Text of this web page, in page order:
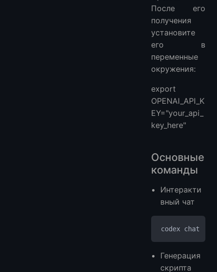
После его
получения
установите
его в
переменные
окружения:
export
OPENAI_API_K
EY="your_api_
key_here"
Основные
команды
Интеракти
вный чат
codex chat
Генерация
скрипта